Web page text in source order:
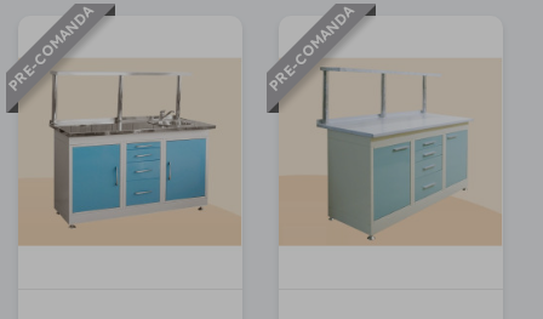
PRE-COMANDA PRE-COMANDA